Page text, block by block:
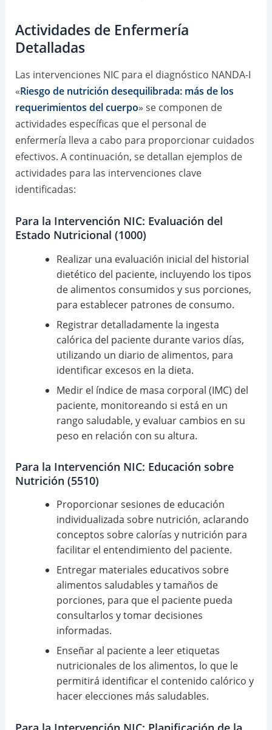
Actividades de Enfermería
Detalladas
Las intervenciones NIC para el diagnóstico NANDA-I
«Riesgo de nutrición desequilibrada: más de los
requerimientos del cuerpo» se componen de
actividades específicas que el personal de
enfermería lleva a cabo para proporcionar cuidados
efectivos. A continuación, se detallan ejemplos de
actividades para las intervenciones clave
identificadas:
Para la Intervención NIC: Evaluación del
Estado Nutricional (1000)
Realizar una evaluación inicial del historial
dietético del paciente, incluyendo los tipos
de alimentos consumidos y sus porciones,
para establecer patrones de consumo.
Registrar detalladamente la ingesta
calórica del paciente durante varios días,
utilizando un diario de alimentos, para
identificar excesos en la dieta.
Medir el índice de masa corporal (IMC) del
paciente, monitoreando si está en un
rango saludable, y evaluar cambios en su
peso en relación con su altura.
Para la Intervención NIC: Educación sobre
Nutrición (5510)
Proporcionar sesiones de educación
individualizada sobre nutrición, aclarando
conceptos sobre calorías y nutrición para
facilitar el entendimiento del paciente.
Entregar materiales educativos sobre
alimentos saludables y tamaños de
porciones, para que el paciente pueda
consultarlos y tomar decisiones
informadas.
Enseñar al paciente a leer etiquetas
nutricionales de los alimentos, lo que le
permitirá identificar el contenido calórico y
hacer elecciones más saludables.